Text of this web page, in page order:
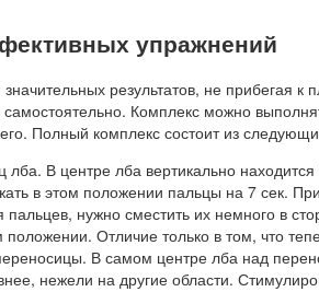
упражнений
результатов, не прибегая к
Комплекс можно
Полный комплекс состоит из
В центре лба вертикально
в этом положении пальцы на 7 сек.
нужно сместить их немного в
Отличие только в том, что
В самом центре лба над
нежели на другие области.